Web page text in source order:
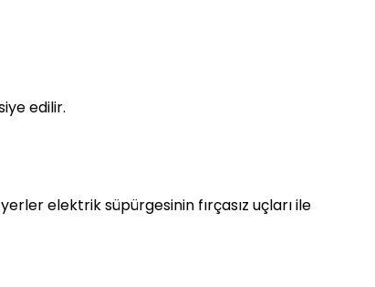
edilir.
elektrik süpürgesinin fırçasız uçları ile